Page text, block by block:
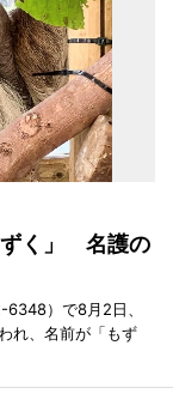
ずく」 名護の
）で8月2日、
れ、名前が「もず